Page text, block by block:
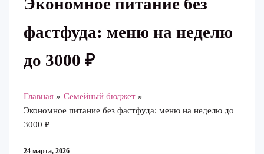
фастфуда: меню на неделю
до 3000 ₽
Главная
Семейный бюджет
Экономное питание без фастфуда: меню на неделю до
3000 ₽
24 марта, 2026